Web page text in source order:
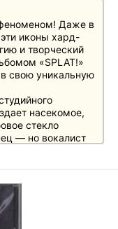
Даже в
иконы хард-
и творческий
«SPLAT!»
свою уникальную
насекомое,
стекло
— но вокалист
весь
продолжают
Новый